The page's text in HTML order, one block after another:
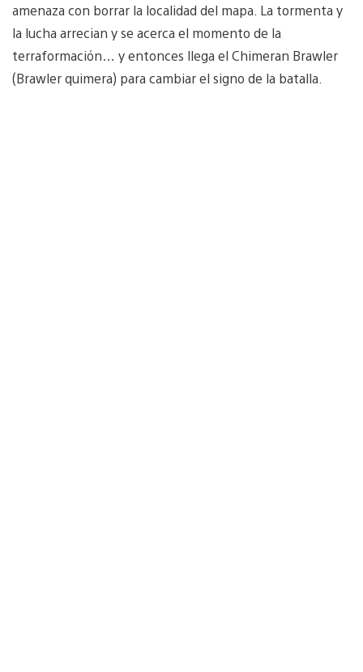
amenaza con borrar la localidad del mapa. La tormenta y
la lucha arrecian y se acerca el momento de la
terraformación… y entonces llega el Chimeran Brawler
(Brawler quimera) para cambiar el signo de la batalla.